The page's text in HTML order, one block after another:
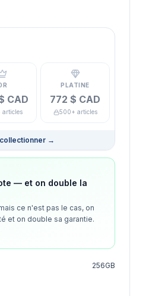
CAD
articles
PLATINE
772 $ CAD
500+ articles
→
— et on double la
ce n'est pas le cas, on
et on double sa garantie.
256GB